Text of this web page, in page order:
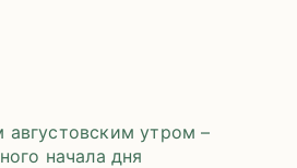
утром –
начала дня